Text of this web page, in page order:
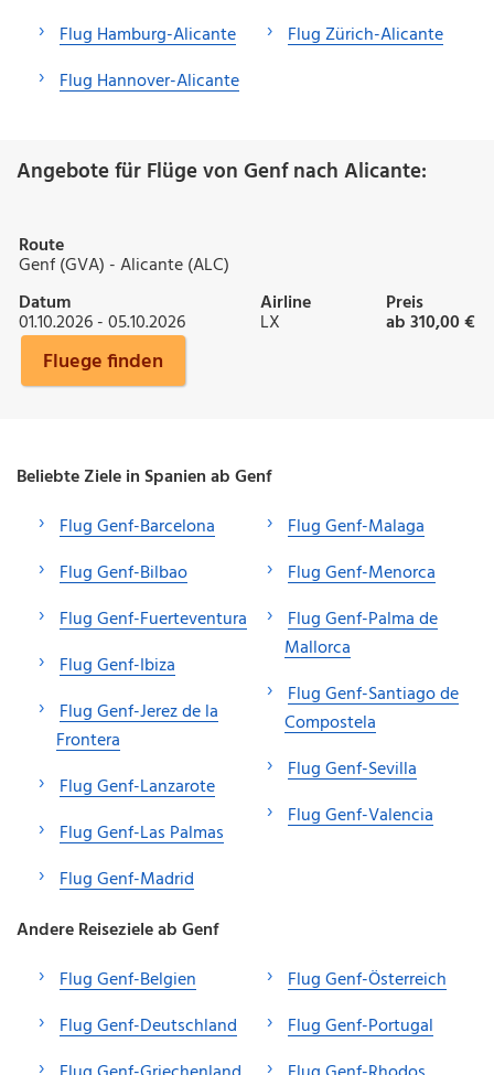
Flug Hamburg-Alicante
Flug Hannover-Alicante
Flug Zürich-Alicante
Angebote für Flüge von Genf nach Alicante:
Route
Genf (GVA) - Alicante (ALC)
Datum
01.10.2026 - 05.10.2026
Airline
LX
Preis
ab 310,00 €
Fluege finden
Beliebte Ziele in Spanien ab Genf
Flug Genf-Barcelona
Flug Genf-Bilbao
Flug Genf-Fuerteventura
Flug Genf-Ibiza
Flug Genf-Jerez de la
Frontera
Flug Genf-Lanzarote
Flug Genf-Las Palmas
Flug Genf-Madrid
Flug Genf-Malaga
Flug Genf-Menorca
Flug Genf-Palma de
Mallorca
Flug Genf-Santiago de
Compostela
Flug Genf-Sevilla
Flug Genf-Valencia
Andere Reiseziele ab Genf
Flug Genf-Belgien
Flug Genf-Deutschland
Flug Genf-Österreich
Flug Genf-Portugal